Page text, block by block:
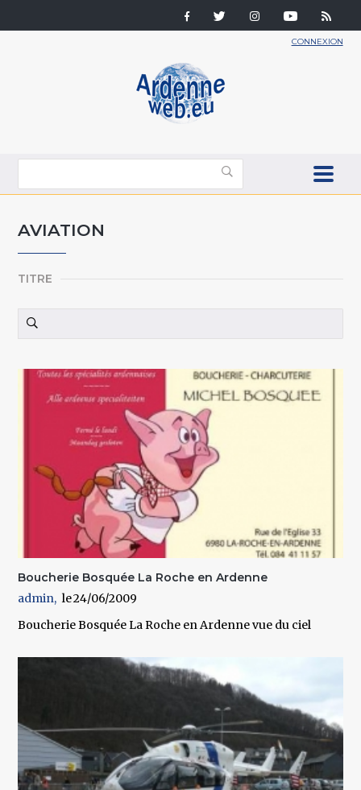
CONNEXION
AVIATION
TITRE
Boucherie Bosquée La Roche en Ardenne
admin
24/06/2009
Boucherie Bosquée La Roche en Ardenne vue du ciel